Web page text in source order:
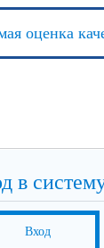
оценка
в
Вход